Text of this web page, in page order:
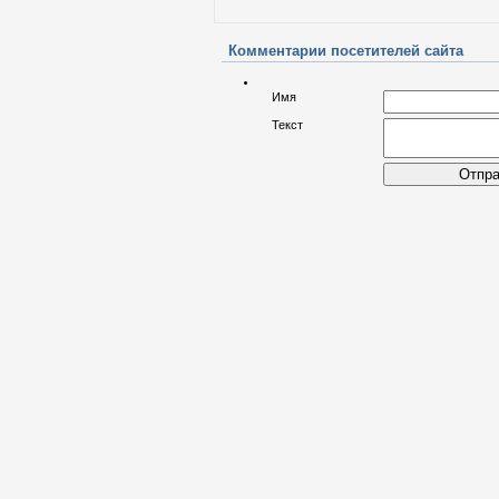
Комментарии посетителей сайта
Имя
Текст